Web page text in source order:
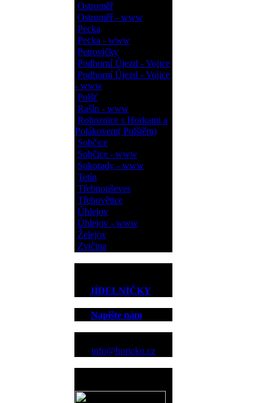
Ostroměř
Ostroměř - www
Pecka
Pecka - www
Petrovičky
Podhorní Újezd - Vojice
Podhorní Újezd - Vojice
- www
Polšť
Rašín - www
Rohoznice s Horkami a
Polákovem( Polštěm)
Sobčice
Sobčice - www
Sukorady - www
Tetín
Třebnouševes
Třebovětice
Úhlejov
Úhlejov - www
Želejov
Zvičina
JÍDELNÍČKY
Napište nám
info@horicko.cz